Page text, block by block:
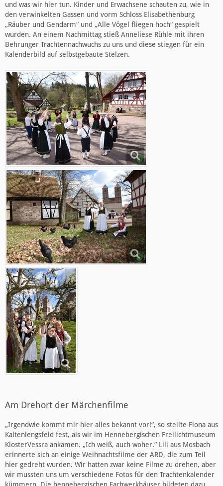
und was wir hier tun. Kinder und Erwachsene schauten zu, wie in
den verwinkelten Gassen und vorm Schloss Elisabethenburg
„Räuber und Gendarm“ und „Alle Vögel fliegen hoch“ gespielt
wurden. An einem Nachmittag stieß Anneliese Rühle mit ihren
Behrunger Trachtennachwuchs zu uns und diese stiegen für ein
Kalenderbild auf selbstgebaute Stelzen.
Am Drehort der Märchenfilme
„Irgendwie kommt mir hier alles bekannt vor!“, so stellte Fiona aus
Kaltenlengsfeld fest, als wir im Hennebergischen Freilichtmuseum
KlosterVessra ankamen. „Ich weiß, auch woher.“ Lili aus Mosbach
erinnerte sich an einige Weihnachtsfilme der ARD, die zum Teil
hier gedreht wurden. Wir hatten zwar keine Filme zu drehen, aber
wir mussten uns um verschiedene Fotos für den Trachtenkalender